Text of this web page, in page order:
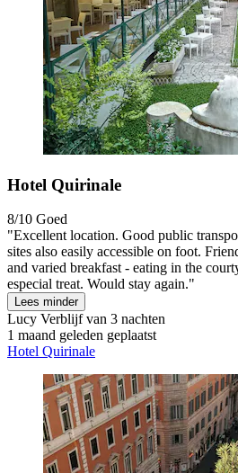
Hotel Quirinale
8/10 Goed
"Excellent location. Good public
sites also easily accessible on foot.
and varied breakfast - eating in the
especial treat. Would stay again."
Lees minder
Lucy Verblijf van 3 nachten
1 maand geleden geplaatst
Hotel Quirinale